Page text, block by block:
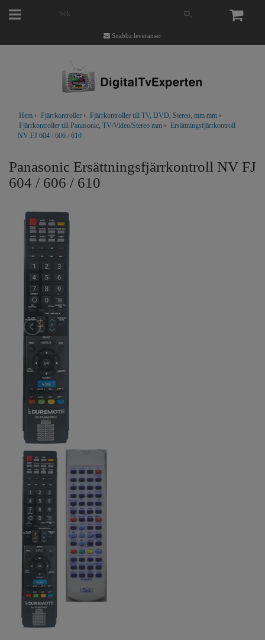
Snabba leveranser
Hem › Fjärrkontroller › Fjärrkontroller till TV, DVD, Stereo, mm mm ›
Fjärrkontroller till Panasonic, TV/Video/Stereo mm › Ersättningsfjärrkontroll
NV FJ 604 / 606 / 610
Panasonic Ersättningsfjärrkontroll NV FJ
604 / 606 / 610